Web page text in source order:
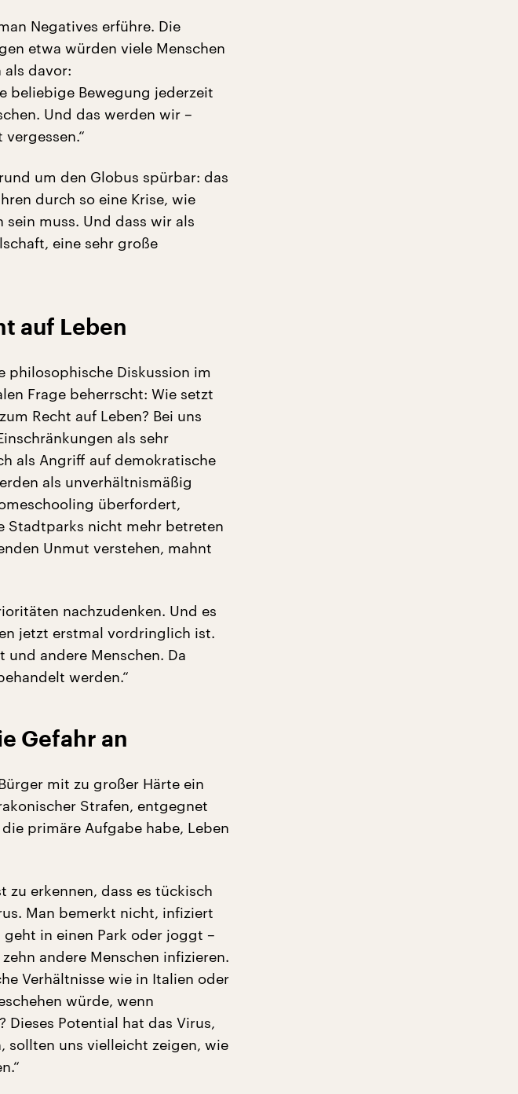
Negatives erführe. Die
etwa würden viele Menschen
als davor:
beliebige Bewegung jederzeit
Und das werden wir –
um den Globus spürbar: das
durch so eine Krise, wie
muss. Und dass wir als
eine sehr große
auf Leben
philosophische Diskussion im
Frage beherrscht: Wie setzt
Recht auf Leben? Bei uns
als sehr
als Angriff auf demokratische
als unverhältnismäßig
überfordert,
Stadtparks nicht mehr betreten
Unmut verstehen, mahnt
nachzudenken. Und es
jetzt erstmal vordringlich ist.
und andere Menschen. Da
werden.“
Gefahr an
mit zu großer Härte ein
Strafen, entgegnet
primäre Aufgabe habe, Leben
zu erkennen, dass es tückisch
Man bemerkt nicht, infiziert
in einen Park oder joggt –
andere Menschen infizieren.
Verhältnisse wie in Italien oder
würde, wenn
Dieses Potential hat das Virus,
sollten uns vielleicht zeigen, wie